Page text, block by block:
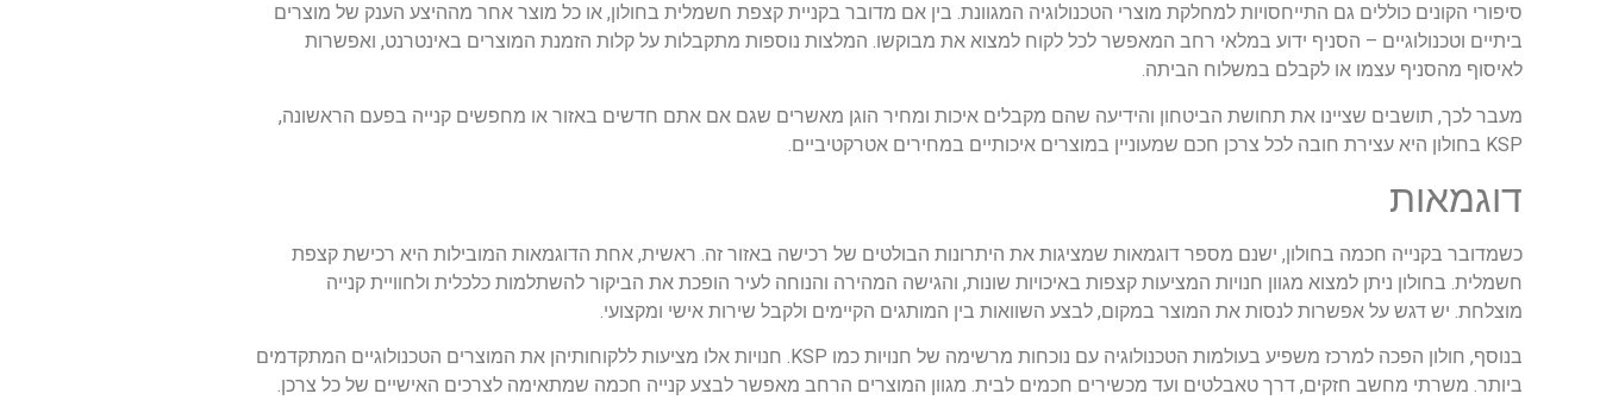
סיפורי הקונים כוללים גם התייחסויות למחלקת מוצרי הטכנולוגיה המגוונת. בין אם מדובר בקניית קצפת חשמלית בחולון, או כל מוצר אחר מההיצע הענק של מוצרים
ביתיים וטכנולוגיים – הסניף ידוע במלאי רחב המאפשר לכל לקוח למצוא את מבוקשו. המלצות נוספות מתקבלות על קלות הזמנת המוצרים באינטרנט, ואפשרות
לאיסוף מהסניף עצמו או לקבלם במשלוח הביתה.
מעבר לכך, תושבים שציינו את תחושת הביטחון והידיעה שהם מקבלים איכות ומחיר הוגן מאשרים שגם אם אתם חדשים באזור או מחפשים קנייה בפעם הראשונה,
KSP בחולון היא עצירת חובה לכל צרכן חכם שמעוניין במוצרים איכותיים במחירים אטרקטיביים.
דוגמאות
כשמדובר בקנייה חכמה בחולון, ישנם מספר דוגמאות שמציגות את היתרונות הבולטים של רכישה באזור זה. ראשית, אחת הדוגמאות המובילות היא רכישת קצפת
חשמלית. בחולון ניתן למצוא מגוון חנויות המציעות קצפות באיכויות שונות, והגישה המהירה והנוחה לעיר הופכת את הביקור להשתלמות כלכלית ולחוויית קנייה
מוצלחת. יש דגש על אפשרות לנסות את המוצר במקום, לבצע השוואות בין המותגים הקיימים ולקבל שירות אישי ומקצועי.
בנוסף, חולון הפכה למרכז משפיע בעולמות הטכנולוגיה עם נוכחות מרשימה של חנויות כמו KSP. חנויות אלו מציעות ללקוחותיהן את המוצרים הטכנולוגיים המתקדמים
ביותר. משרתי מחשב חזקים, דרך טאבלטים ועד מכשירים חכמים לבית. מגוון המוצרים הרחב מאפשר לבצע קנייה חכמה שמתאימה לצרכים האישיים של כל צרכן.